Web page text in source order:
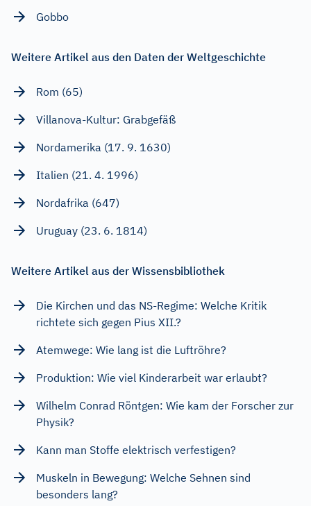
Gobbo
Weitere Artikel aus den Daten der Weltgeschichte
Rom (65)
Villanova-Kultur: Grabgefäß
Nordamerika (17. 9. 1630)
Italien (21. 4. 1996)
Nordafrika (647)
Uruguay (23. 6. 1814)
Weitere Artikel aus der Wissensbibliothek
Die Kirchen und das NS-Regime: Welche Kritik
richtete sich gegen Pius XII.?
Atemwege: Wie lang ist die Luftröhre?
Produktion: Wie viel Kinderarbeit war erlaubt?
Wilhelm Conrad Röntgen: Wie kam der Forscher zur
Physik?
Kann man Stoffe elektrisch verfestigen?
Muskeln in Bewegung: Welche Sehnen sind
besonders lang?